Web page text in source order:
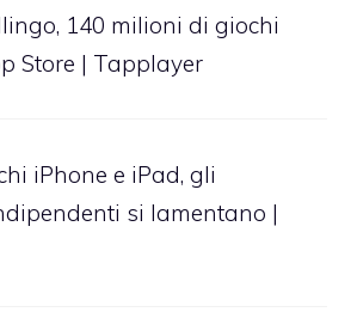
140 milioni di giochi
Store | Tapplayer
iPhone e iPad, gli
si lamentano |